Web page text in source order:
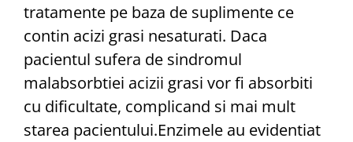
tratamente pe baza de suplimente ce
contin acizi grasi nesaturati. Daca
pacientul sufera de sindromul
malabsorbtiei acizii grasi vor fi absorbiti
cu dificultate, complicand si mai mult
starea pacientului.Enzimele au evidentiat